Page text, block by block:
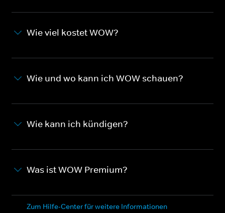
Wie viel kostet WOW?
Wie und wo kann ich WOW schauen?
Wie kann ich kündigen?
Was ist WOW Premium?
Zum Hilfe-Center für weitere Informationen